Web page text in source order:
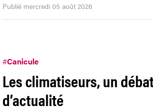
Publié mercredi 05 août 2026
#Canicule
Les climatiseurs, un
d’actualité